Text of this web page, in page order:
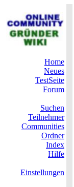
Home
Neues
TestSeite
Forum
Suchen
Teilnehmer
Communities
Ordner
Index
Hilfe
Einstellungen